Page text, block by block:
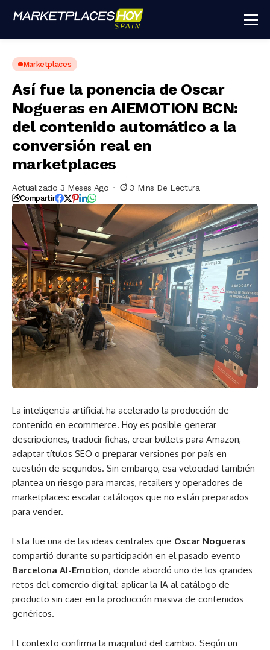
Marketplaces
Así fue la ponencia de Oscar
Nogueras en AIEMOTION BCN:
del contenido automático a la
conversión real en
marketplaces
Actualizado 3 Meses Ago 3 Mins De Lectura
Compartir
La inteligencia artificial ha acelerado la producción de
contenido en ecommerce. Hoy es posible generar
descripciones, traducir fichas, crear bullets para Amazon,
adaptar títulos SEO o preparar versiones por país en
cuestión de segundos. Sin embargo, esa velocidad también
plantea un riesgo para marcas, retailers y operadores de
marketplaces: escalar catálogos que no están preparados
para vender.
Esta fue una de las ideas centrales que Oscar Nogueras
compartió durante su participación en el pasado evento
Barcelona AI-Emotion, donde abordó uno de los grandes
retos del comercio digital: aplicar la IA al catálogo de
producto sin caer en la producción masiva de contenidos
genéricos.
El contexto confirma la magnitud del cambio. Según un